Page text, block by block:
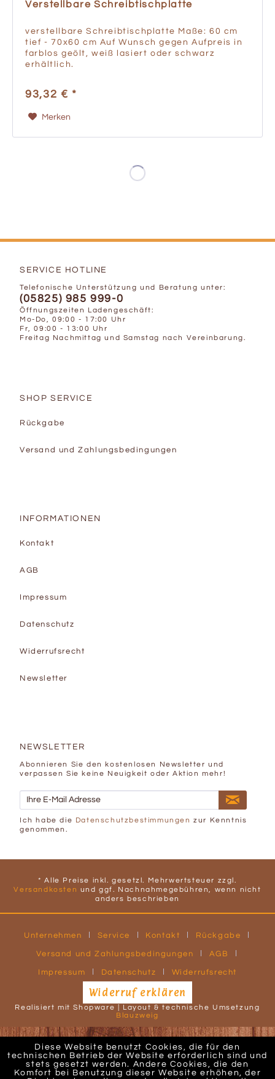
Verstellbare Schreibtischplatte
verstellbare Schreibtischplatte Maße: 60 cm
tief - 70x60 cm Auf Wunsch gegen Aufpreis in
farblos geölt, weiß lasiert oder schwarz
erhältlich.
93,32 € *
Merken
SERVICE HOTLINE
Telefonische Unterstützung und Beratung unter:
(05825) 985 999-0
Öffnungszeiten Ladengeschäft:
Mo-Do, 09:00 - 17:00 Uhr
Fr, 09:00 - 13:00 Uhr
Freitag Nachmittag und Samstag nach Vereinbarung.
SHOP SERVICE
Rückgabe
Versand und Zahlungsbedingungen
INFORMATIONEN
Kontakt
AGB
Impressum
Datenschutz
Widerrufsrecht
Newsletter
NEWSLETTER
Abonnieren Sie den kostenlosen Newsletter und
verpassen Sie keine Neuigkeit oder Aktion mehr!
Ich habe die Datenschutzbestimmungen zur Kenntnis
genommen.
* Alle Preise inkl. gesetzl. Mehrwertsteuer zzgl.
Versandkosten und ggf. Nachnahmegebühren, wenn nicht
anders beschrieben
Unternehmen Service Kontakt Rückgabe
Versand und Zahlungsbedingungen AGB
Impressum Datenschutz Widerrufsrecht
Widerruf erklären
Realisiert mit Shopware | Layout & technische Umsetzung
Blauzweig
Diese Website benutzt Cookies, die für den
technischen Betrieb der Website erforderlich sind und
stets gesetzt werden. Andere Cookies, die den
Komfort bei Benutzung dieser Website erhöhen, der